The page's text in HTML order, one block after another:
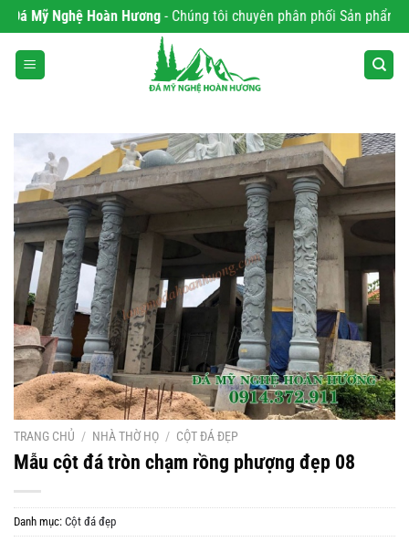
qua
nội
dung
Mỹ Nghệ Hoàn Hương- Chúng tôi chuyên phân phối Sản phẩm
TRANG CHỦ / NHÀ THỜ HỌ / CỘT ĐÁ ĐẸP
Mẫu cột đá tròn chạm rồng phượng đẹp 08
Danh mục: Cột đá đẹp